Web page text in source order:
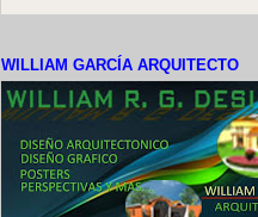
WILLIAM GARCÍA ARQUITECTO